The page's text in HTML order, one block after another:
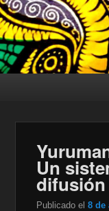
Un
Publicado el 8 de